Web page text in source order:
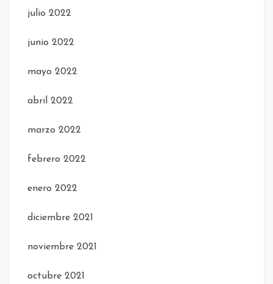
julio 2022
junio 2022
mayo 2022
abril 2022
marzo 2022
febrero 2022
enero 2022
diciembre 2021
noviembre 2021
octubre 2021